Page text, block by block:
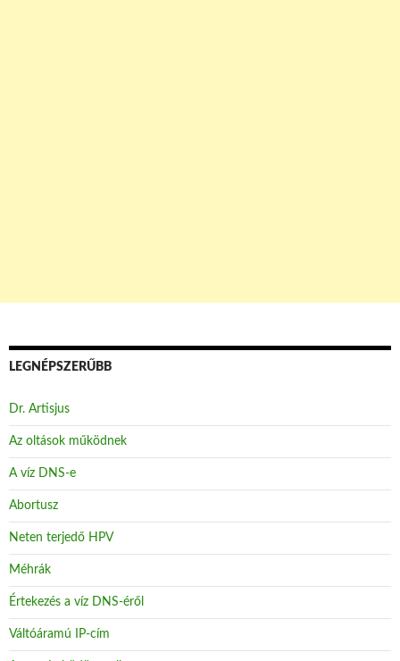
LEGNÉPSZERŰBB
Dr. Artisjus
Az oltások működnek
A víz DNS-e
Abortusz
Neten terjedő HPV
Méhrák
Értekezés a víz DNS-éről
Váltóáramú IP-cím